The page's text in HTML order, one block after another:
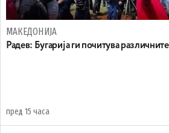
МАКЕДОНИЈА
Радев: Бугарија ги почитува
пред 15 часа